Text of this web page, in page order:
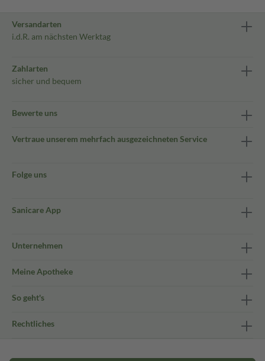
Versandarten
i.d.R. am nächsten Werktag
Zahlarten
sicher und bequem
Bewerte uns
Vertraue unserem mehrfach ausgezeichneten Service
Folge uns
Sanicare App
Unternehmen
Meine Apotheke
So geht's
Rechtliches